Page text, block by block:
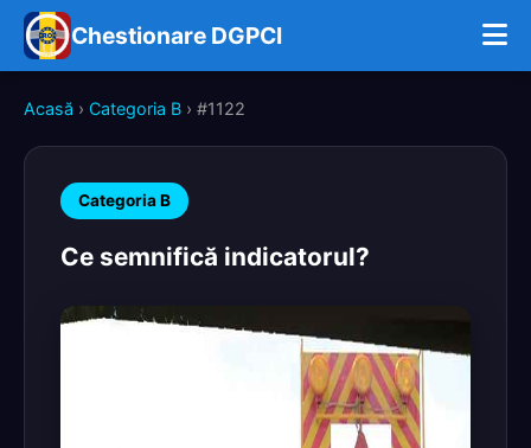
Chestionare DGPCI
Acasă › Categoria B › #1122
Categoria B
Ce semnifică indicatorul?